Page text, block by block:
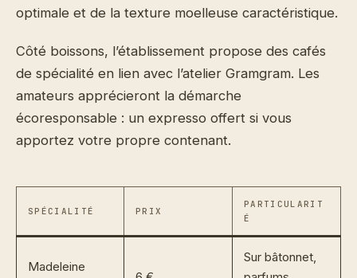
optimale et de la texture moelleuse caractéristique.
Côté boissons, l’établissement propose des cafés
de spécialité en lien avec l’atelier Gramgram. Les
amateurs apprécieront la démarche
écoresponsable : un expresso offert si vous
apportez votre propre contenant.
SPÉCIALITÉ PRIX
PARTICULARIT
É
Madeleine
Sur bâtonnet,